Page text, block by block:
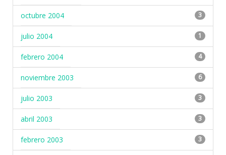
octubre 2004 3
julio 2004 1
febrero 2004 4
noviembre 2003 6
julio 2003 3
abril 2003 3
febrero 2003 3